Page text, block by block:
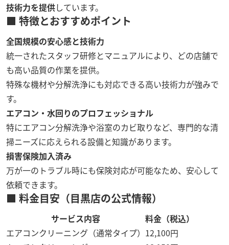
技術力を提供しています。
■ 特徴とおすすめポイント
全国規模の安心感と技術力
統一されたスタッフ研修とマニュアルにより、どの店舗で
も高い品質の作業を提供。
特殊な機材や分解洗浄にも対応できる高い技術力が強みで
す。
エアコン・水回りのプロフェッショナル
特にエアコン分解洗浄や浴室のカビ取りなど、専門的な清
掃ニーズに応えられる設備と知識があります。
損害保険加入済み
万が一のトラブル時にも保険対応が可能なため、安心して
依頼できます。
■ 料金目安（目黒店の公式情報）
サービス内容
料金（税込）
エアコンクリーニング（通常タイプ） 12,100円